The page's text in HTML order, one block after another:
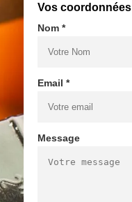
Vos coordonnées
Nom *
Email *
Message